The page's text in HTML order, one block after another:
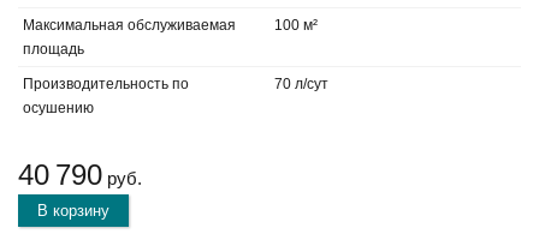
Максимальная обслуживаемая
площадь
100 м²
Производительность по
осушению
70 л/сут
40 790 руб.
В корзину